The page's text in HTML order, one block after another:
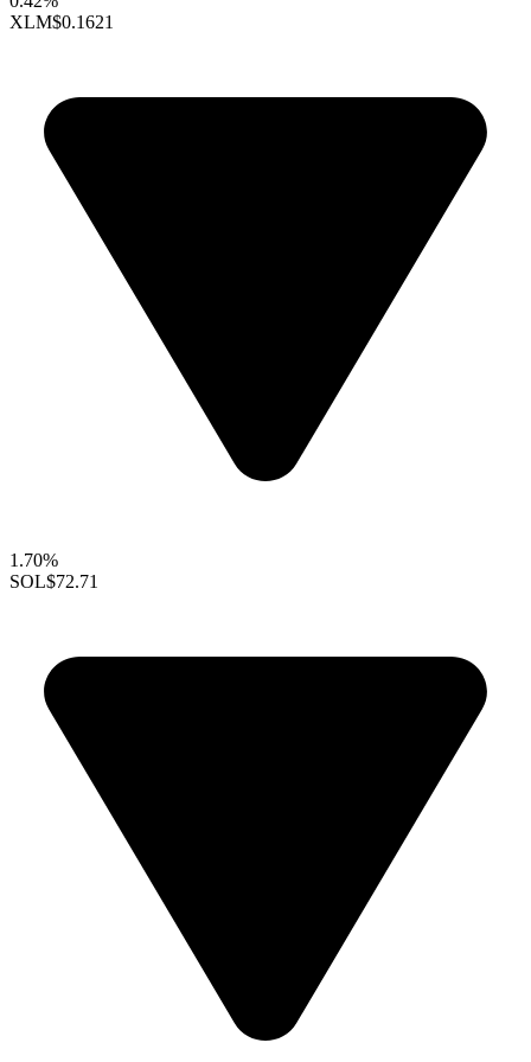
XLM$0.1621
1.70%
SOL$72.71